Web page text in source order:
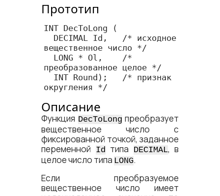
Прототип
INT DecToLong (
вещественное число */
преобразованное целое */
округления */
Описание
Функция DecToLong преобразует
вещественное число с
фиксированной точкой, заданное
переменной
Id типа DECIMAL, в
целое число типа LONG.
Если преобразуемое
вещественное число имеет